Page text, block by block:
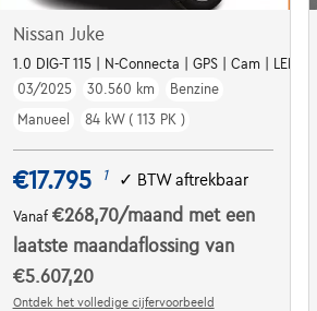
Nissan Juke
1.0 DIG-T 115 | N-Connecta | GPS | Cam | LED |
03/2025
30.560 km
Benzine
Manueel
84 kW ( 113 PK )
€17.795 1 ✓ BTW aftrekbaar
Vanaf €268,70/maand met een
laatste maandaflossing van
€5.607,20
Ontdek het volledige cijfervoorbeeld